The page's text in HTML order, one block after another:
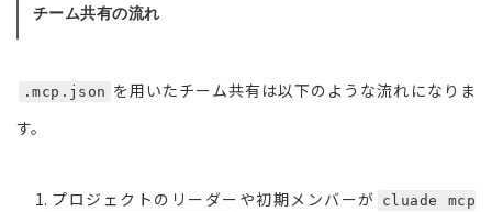
チーム共有の流れ
.mcp.json を用いたチーム共有は以下のような流れになりま
す。
プロジェクトのリーダーや初期メンバーが cluade mcp